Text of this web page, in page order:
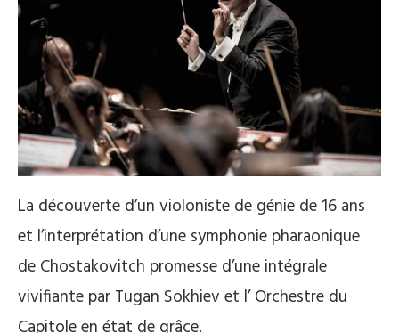
La découverte d’un violoniste de génie de 16 ans
et l’interprétation d’une symphonie pharaonique
de Chostakovitch promesse d’une intégrale
vivifiante par Tugan Sokhiev et l’ Orchestre du
Capitole en état de grâce.